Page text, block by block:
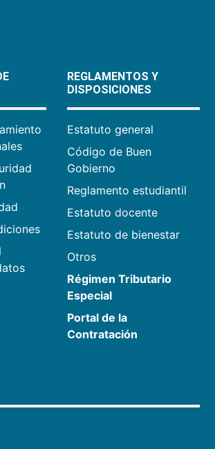
REGLAMENTOS Y
DISPOSICIONES
Estatuto general
Código de Buen
Gobierno
Reglamento estudiantil
Estatuto docente
Estatuto de bienestar
Otros
Régimen Tributario
Especial
Portal de la
Contratación